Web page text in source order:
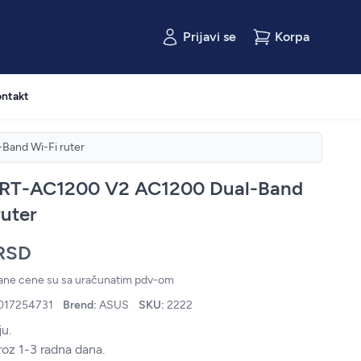
Prijavi se Korpa
Wi-Fi ruter
AC1200 V2 AC1200 Dual-Band
cene su sa uračunatim pdv-om
Brend: ASUS SKU: 2222
1-3 radna dana.